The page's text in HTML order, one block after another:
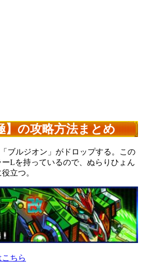
】の攻略方法まとめ
ブルジオン」がドロップする。この
Lを持っているので、ぬらりひょん
立つ。
ちら